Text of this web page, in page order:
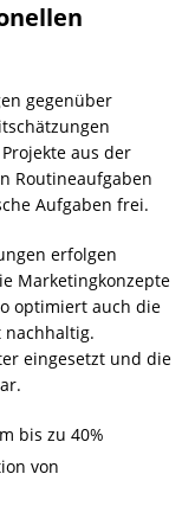
gegenüber
aus der
Routineaufgaben
Aufgaben frei.
erfolgen
Marketingkonzepte
optimiert auch die
nachhaltig.
eingesetzt und die
bis zu 40%
von